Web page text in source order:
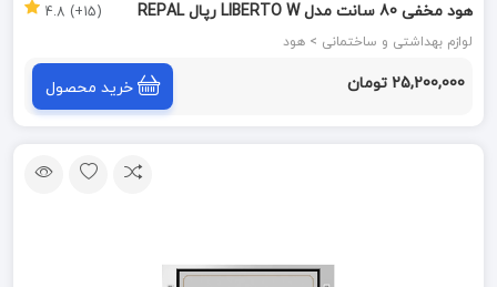
هود مخفی 80 سانت مدل LIBERTO W رپال REPAL
لوازم بهداشتی و ساختمانی > هود
(15+) 4.8
25,200,000 تومان خرید محصول